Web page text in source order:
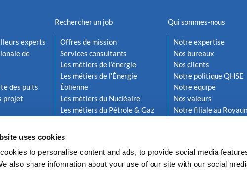
uses cookies
to personalise content and ads, to provide social media
also share information about your use of our site with our social
experts
de
des puits
projet
Rechercher un job
Offres de mission
Services consultants
Les métiers de l’énergie
Les métiers de l’Énergie
Éolienne
Les métiers du Nucléaire
Les métiers du Pétrole & Gaz
Qui sommes-nous
Notre expertise
Nos bureaux
Nos clients
Notre politique QHSE
Notre équipe
Nos valeurs
Notre filiale au